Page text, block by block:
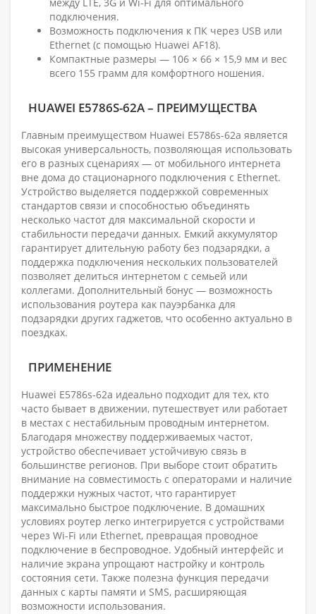
подключения.
Возможность подключения к ПК через USB или
Ethernet (с помощью Huawei AF18).
Компактные размеры — 106 × 66 × 15,9 мм и вес
всего 155 грамм для комфортного ношения.
HUAWEI E5786S-62A – ПРЕИМУЩЕСТВА
Главным преимуществом Huawei E5786s-62a является
высокая универсальность, позволяющая использовать
его в разных сценариях — от мобильного интернета
вне дома до стационарного подключения с Ethernet.
Устройство выделяется поддержкой современных
стандартов связи и способностью объединять
несколько частот для максимальной скорости и
стабильности передачи данных. Емкий аккумулятор
гарантирует длительную работу без подзарядки, а
поддержка подключения нескольких пользователей
позволяет делиться интернетом с семьей или
коллегами. Дополнительный бонус — возможность
использования роутера как пауэрбанка для
подзарядки других гаджетов, что особенно актуально в
поездках.
ПРИМЕНЕНИЕ
Huawei E5786s-62a идеально подходит для тех, кто
часто бывает в движении, путешествует или работает
в местах с нестабильным проводным интернетом.
Благодаря множеству поддерживаемых частот,
устройство обеспечивает устойчивую связь в
большинстве регионов. При выборе стоит обратить
внимание на совместимость с операторами и наличие
поддержки нужных частот, что гарантирует
максимально быстрое подключение. В домашних
условиях роутер легко интегрируется с устройствами
через Wi-Fi или Ethernet, превращая проводное
подключение в беспроводное. Удобный интерфейс и
наличие экрана упрощают настройку и контроль
состояния сети. Также полезна функция передачи
данных с карты памяти и SMS, расширяющая
возможности использования.